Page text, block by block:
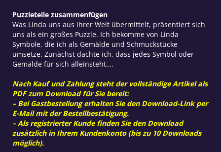
Puzzleteile zusammenfügen
Was Linda uns aus ihrer Welt übermittelt, präsentiert sich
uns als ein großes Puzzle. Ich bekomme von Linda
Symbole, die ich als Gemälde und Schmuckstücke
umsetze. Zunächst dachte ich, dass jedes Symbol oder
Gemälde für sich alleinsteht….
Nach Kauf und Zahlung steht der vollständige Artikel als
PDF zum Download für Sie bereit:
– Bei Gastbestellung erhalten Sie den Download-Link per
E-Mail mit der Bestellbestätigung.
– Als registrierter Kunde finden Sie den Download
zusätzlich in Ihrem Kundenkonto (bis zu 10 Downloads
möglich).